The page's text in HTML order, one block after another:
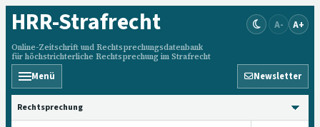
HRR-Strafrecht
Online-Zeitschrift und Rechtsprechungsdatenbank
für höchstrichterliche Rechtsprechung im Strafrecht
A- A+
Menü Newsletter
HRRS durchsuchen